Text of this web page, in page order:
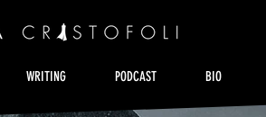
WRITING PODCAST BIO